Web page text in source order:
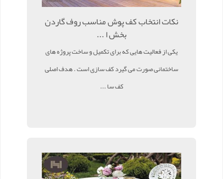
نکات انتخاب کف پوش مناسب روف گاردن
بخش ا ...
یکی از فعالیت هایی که برای تکمیل و ساخت پروژه های
ساختمانی صورت می گیرد کف سازی است . هدف اصلی
کف سا ...